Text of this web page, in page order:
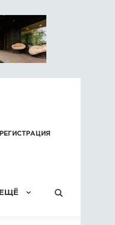
РЕГИСТРАЦИЯ
ЕЩЁ